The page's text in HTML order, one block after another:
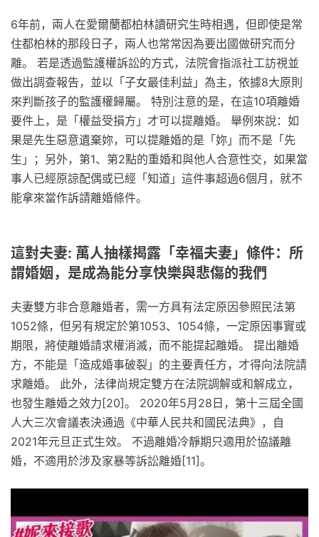
6年前，兩人在愛爾蘭都柏林讀研究生時相遇，但即使是常
住都柏林的那段日子，兩人也常常因為要出國做研究而分
離。 若是透過監護權訴訟的方式，法院會指派社工訪視並
做出調查報告，並以「子女最佳利益」為主，依據8大原則
來判斷孩子的監護權歸屬。 特別注意的是，在這10項離婚
要件上，是「權益受損方」才可以提離婚。 舉例來說：如
果是先生惡意遺棄妳，可以提離婚的是「妳」而不是「先
生」；另外，第1、第2點的重婚和與他人合意性交，如果當
事人已經原諒配偶或已經「知道」這件事超過6個月，就不
能拿來當作訴請離婚條件。
這對夫妻: 萬人抽樣揭露「幸福夫妻」條件：所
謂婚姻，是成為能分享快樂與悲傷的我們
夫妻雙方非合意離婚者，需一方具有法定原因參照民法第
1052條，但另有規定於第1053、1054條，一定原因事實或
期限，將使離婚請求權消滅，而不能提起離婚。 提出離婚
方，不能是「造成婚事破裂」的主要責任方，才得向法院請
求離婚。 此外，法律尚規定雙方在法院調解或和解成立，
也發生離婚之效力[20]。 2020年5月28日，第十三屆全國
人大三次會議表決通過《中華人民共和國民法典》，自
2021年元旦正式生效。 不過離婚冷靜期只適用於協議離
婚，不適用於涉及家暴等訴訟離婚[11]。